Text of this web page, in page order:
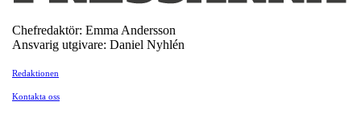
Chefredaktör: Emma Andersson
Ansvarig utgivare: Daniel Nyhlén
Redaktionen
Kontakta oss